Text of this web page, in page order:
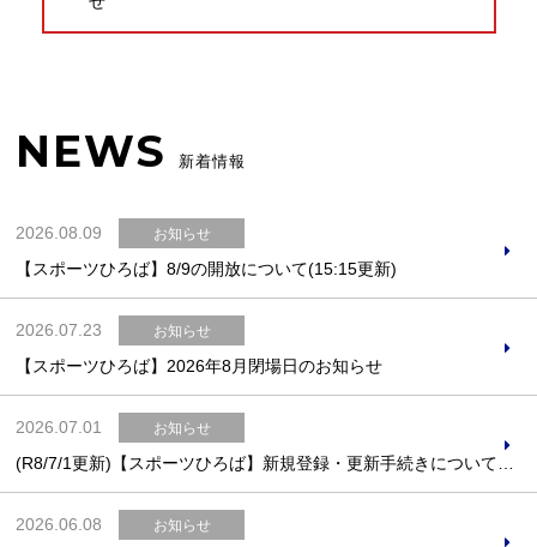
NEWS 新着情報
2026.08.09 お知らせ
【スポーツひろば】8/9の開放について(15:15更新)
2026.07.23 お知らせ
【スポーツひろば】2026年8月閉場日のお知らせ
2026.07.01 お知らせ
2026.06.08 お知らせ